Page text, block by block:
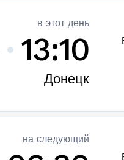
в этот день
13:10
Донецк
на следующий